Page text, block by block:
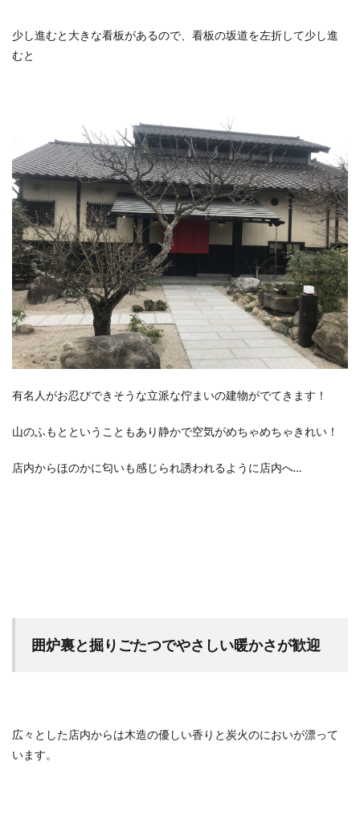
少し進むと大きな看板があるので、看板の坂道を左折して少し進
むと
有名人がお忍びできそうな立派な佇まいの建物がでてきます！
山のふもとということもあり静かで空気がめちゃめちゃきれい！
店内からほのかに匂いも感じられ誘われるように店内へ…
囲炉裏と掘りごたつでやさしい暖かさが歓迎
広々とした店内からは木造の優しい香りと炭火のにおいが漂って
います。